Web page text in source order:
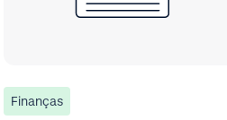
Finanças